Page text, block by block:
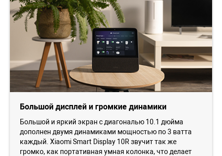
Большой дисплей и громкие динамики
Большой и яркий экран с диагональю 10.1 дюйма
дополнен двумя динамиками мощностью по 3 ватта
каждый. Xiaomi Smart Display 10R звучит так же
громко, как портативная умная колонка, что делает